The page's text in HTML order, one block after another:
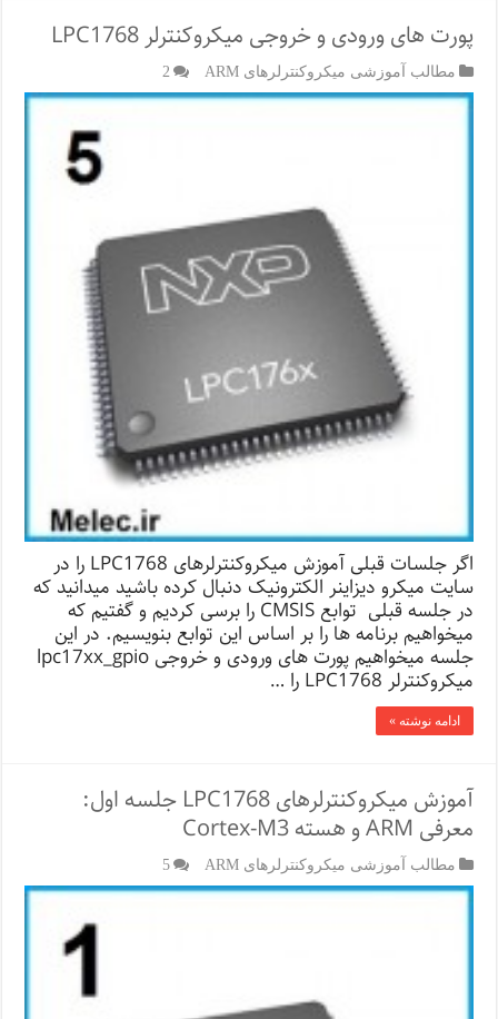
پورت های ورودی و خروجی میکروکنترلر LPC1768
مطالب آموزشی میکروکنترلرهای ARM 2
اگر جلسات قبلی آموزش میکروکنترلرهای LPC1768 را در
سایت میکرو دیزاینر الکترونیک دنبال کرده باشید میدانید که
در جلسه قبلی توابع CMSIS را برسی کردیم و گفتیم که
میخواهیم برنامه ها را بر اساس این توابع بنویسیم. در این
میکروکنترلر LPC1768 را …
ادامه نوشته »
آموزش میکروکنترلرهای LPC1768 جلسه اول:
معرفی ARM و هسته Cortex-M3
مطالب آموزشی میکروکنترلرهای ARM 5